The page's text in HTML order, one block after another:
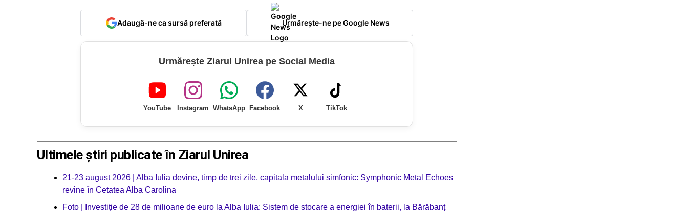
Adaugă-ne ca sursă preferată Urmărește-ne pe Google News
Urmărește Ziarul Unirea pe Social Media
YouTube Instagram WhatsApp Facebook X TikTok
Ultimele știri publicate în Ziarul Unirea
21-23 august 2026 | Alba Iulia devine, timp de trei zile, capitala metalului simfonic: Symphonic Metal Echoes
revine în Cetatea Alba Carolina
Foto | Investiție de 28 de milioane de euro la Alba Iulia: Sistem de stocare a energiei în baterii, la Bărăbanț